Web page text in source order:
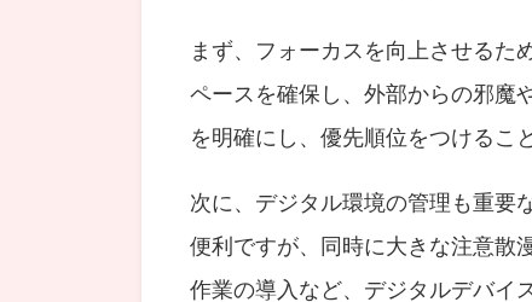
まず、フォーカスを向上させるた
ペースを確保し、外部からの邪魔
を明確にし、優先順位をつけるこ
次に、デジタル環境の管理も重要
便利ですが、同時に大きな注意散
作業の導入など、デジタルデバイ